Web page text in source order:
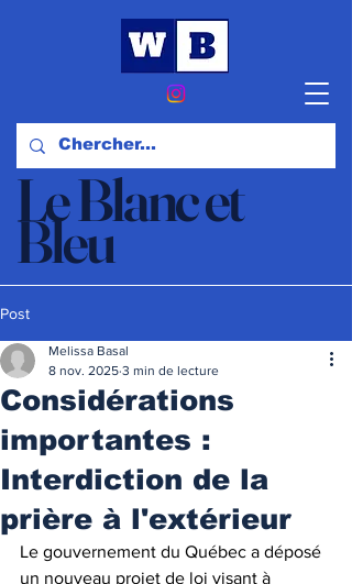
Le Blanc et
Bleu
Actualités et Opinions
Post
Considérations
importantes :
Interdiction de la
prière à l'extérieur
Melissa Basal
8 nov. 2025 3 min de lecture
Le gouvernement du Québec a déposé
un nouveau projet de loi visant à